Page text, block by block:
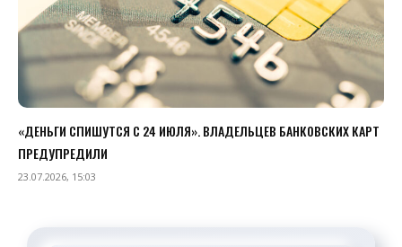
«ДЕНЬГИ СПИШУТСЯ С 24 ИЮЛЯ». ВЛАДЕЛЬЦЕВ БАНКОВСКИХ КАРТ
ПРЕДУПРЕДИЛИ
23.07.2026, 15:03